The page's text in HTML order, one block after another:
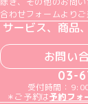
合わせフォームより
サービス、商品
お問い
03-
受付時間：
＊ご予約は予約フォ